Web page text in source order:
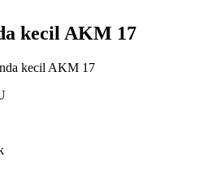
kecil AKM 17
kecil AKM 17